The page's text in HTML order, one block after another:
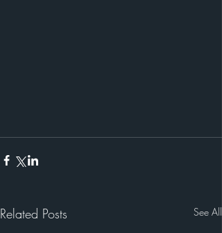
Related Posts See All